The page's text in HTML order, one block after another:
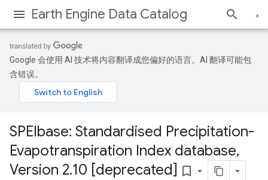
Earth Engine Data Catalog
Google 会使用 AI 技术将内容翻译成您偏好的语言。AI 翻译可能包
含错误。
SPEIbase: Standardised Precipitation-
Evapotranspiration Index database,
Version 2.10 [deprecated] bookmark_border